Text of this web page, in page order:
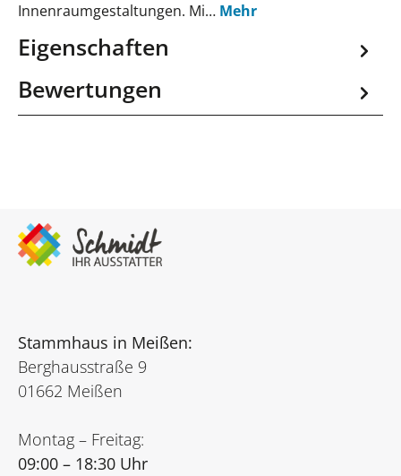
Innenraumgestaltungen. Mi… Mehr
Eigenschaften
Bewertungen
Stammhaus in Meißen:
Berghausstraße 9
01662 Meißen
Montag – Freitag:
09:00 – 18:30 Uhr